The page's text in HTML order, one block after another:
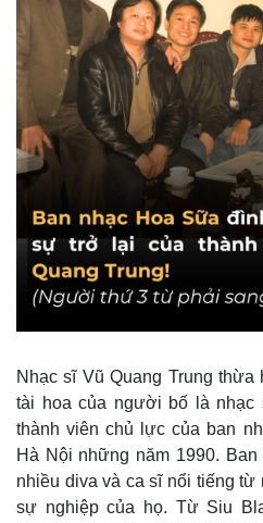
Thế giới
Quan sát
Cuộc sống đó đây
Hồ sơ
Nhạc sĩ Vũ Quang Trung
tài hoa của người bố là nhạc
thành viên chủ lực của ban
Hà Nội những năm 1990.
nhiều diva và ca sĩ nổi tiếng
sự nghiệp của họ. Từ Siu